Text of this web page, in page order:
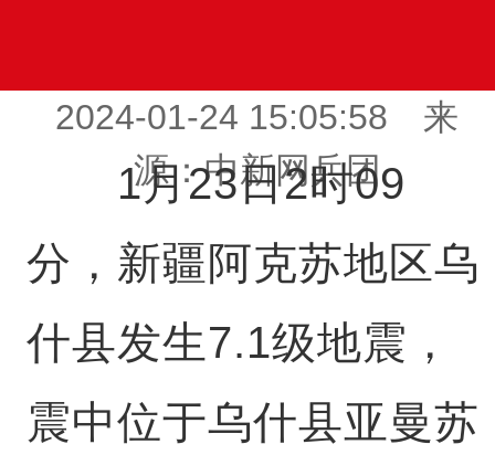
2024-01-24 15:05:58 来
源：中新网兵团
1月23日2时09
分，新疆阿克苏地区乌
什县发生7.1级地震，
震中位于乌什县亚曼苏